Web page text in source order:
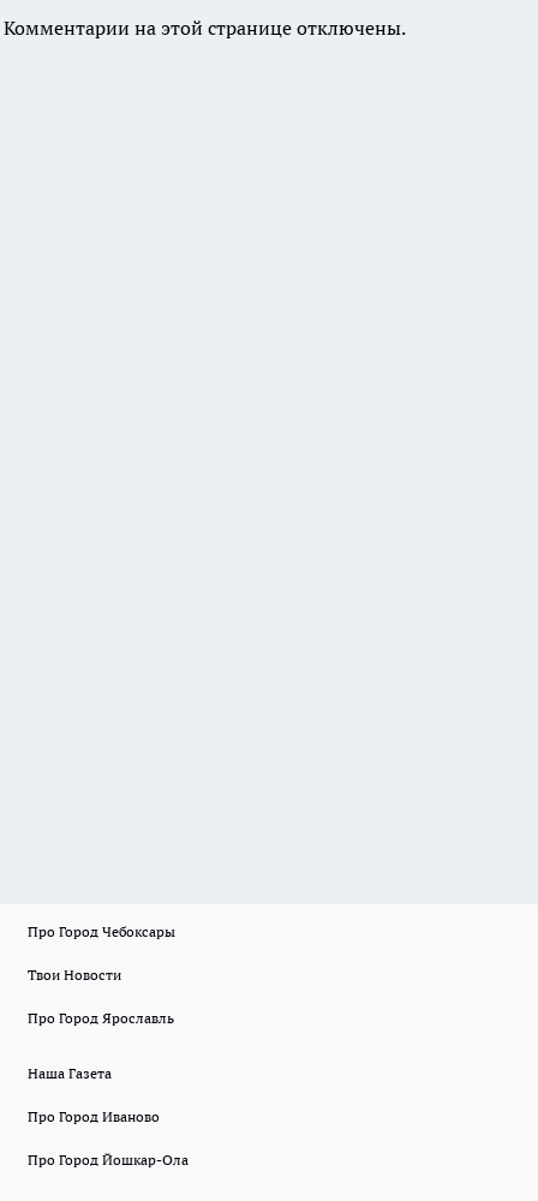
Комментарии на этой странице отключены.
Про Город Чебоксары
Твои Новости
Про Город Ярославль
Наша Газета
Про Город Иваново
Про Город Йошкар-Ола